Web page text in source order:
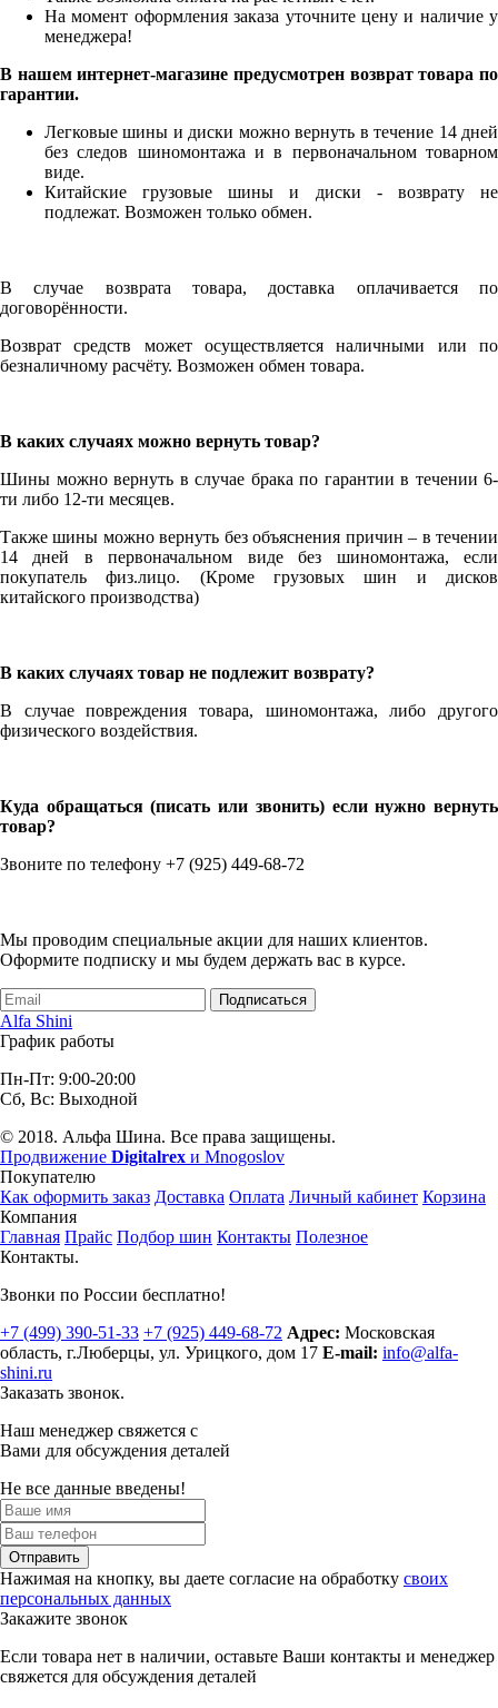
На момент оформления заказа уточните цену и наличие у
менеджера!
В нашем интернет-магазине предусмотрен возврат товара по
гарантии.
Легковые шины и диски можно вернуть в течение 14 дней
без следов шиномонтажа и в первоначальном товарном
виде.
Китайские грузовые шины и диски - возврату не
подлежат. Возможен только обмен.
В случае возврата товара, доставка оплачивается по
договорённости.
Возврат средств может осуществляется наличными или по
безналичному расчёту. Возможен обмен товара.
В каких случаях можно вернуть товар?
Шины можно вернуть в случае брака по гарантии в течении 6-
ти либо 12-ти месяцев.
Также шины можно вернуть без объяснения причин – в течении
14 дней в первоначальном виде без шиномонтажа, если
покупатель физ.лицо. (Кроме грузовых шин и дисков
китайского производства)
В каких случаях товар не подлежит возврату?
В случае повреждения товара, шиномонтажа, либо другого
физического воздействия.
Куда обращаться (писать или звонить) если нужно вернуть
товар?
Звоните по телефону +7 (925) 449-68-72
Мы проводим специальные акции для наших клиентов.
Оформите подписку и мы будем держать вас в курсе.
Подписаться
Alfa Shini
График работы
Пн-Пт: 9:00-20:00
Сб, Вс: Выходной
© 2018. Альфа Шина. Все права защищены.
Продвижение Digitalrex и Mnogoslov
Покупателю
Как оформить заказ Доставка Оплата Личный кабинет Корзина
Компания
Главная Прайс Подбор шин Контакты Полезное
Контакты.
Звонки по России бесплатно!
+7 (499) 390-51-33 +7 (925) 449-68-72 Адрес: Московская
область, г.Люберцы, ул. Урицкого, дом 17 E-mail: info@alfa-
shini.ru
Заказать звонок.
Наш менеджер свяжется с
Вами для обсуждения деталей
Не все данные введены!
Отправить
Нажимая на кнопку, вы даете согласие на обработку своих
персональных данных
Закажите звонок
Если товара нет в наличии, оставьте Ваши контакты и менеджер
свяжется для обсуждения деталей